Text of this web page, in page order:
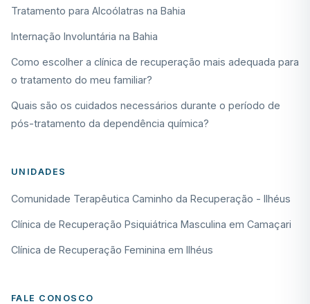
Tratamento para Alcoólatras na Bahia
Internação Involuntária na Bahia
Como escolher a clínica de recuperação mais adequada para
o tratamento do meu familiar?
Quais são os cuidados necessários durante o período de
pós-tratamento da dependência química?
UNIDADES
Comunidade Terapêutica Caminho da Recuperação - Ilhéus
Clínica de Recuperação Psiquiátrica Masculina em Camaçari
Clínica de Recuperação Feminina em Ilhéus
FALE CONOSCO